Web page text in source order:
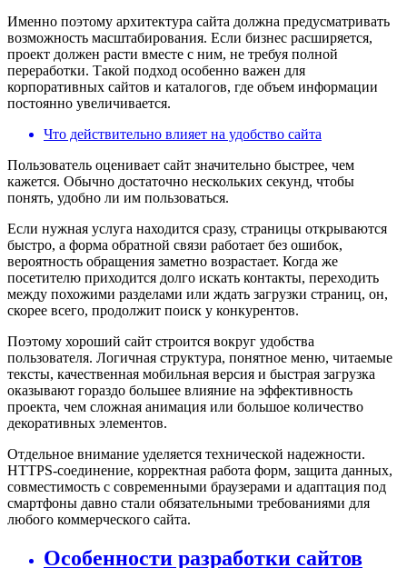
Именно поэтому архитектура сайта должна предусматривать
возможность масштабирования. Если бизнес расширяется,
проект должен расти вместе с ним, не требуя полной
переработки. Такой подход особенно важен для
корпоративных сайтов и каталогов, где объем информации
постоянно увеличивается.
Что действительно влияет на удобство сайта
Пользователь оценивает сайт значительно быстрее, чем
кажется. Обычно достаточно нескольких секунд, чтобы
понять, удобно ли им пользоваться.
Если нужная услуга находится сразу, страницы открываются
быстро, а форма обратной связи работает без ошибок,
вероятность обращения заметно возрастает. Когда же
посетителю приходится долго искать контакты, переходить
между похожими разделами или ждать загрузки страниц, он,
скорее всего, продолжит поиск у конкурентов.
Поэтому хороший сайт строится вокруг удобства
пользователя. Логичная структура, понятное меню, читаемые
тексты, качественная мобильная версия и быстрая загрузка
оказывают гораздо большее влияние на эффективность
проекта, чем сложная анимация или большое количество
декоративных элементов.
Отдельное внимание уделяется технической надежности.
HTTPS-соединение, корректная работа форм, защита данных,
совместимость с современными браузерами и адаптация под
смартфоны давно стали обязательными требованиями для
любого коммерческого сайта.
Особенности разработки сайтов